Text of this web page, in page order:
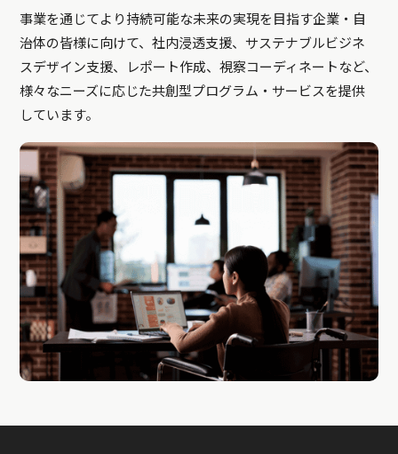
事業を通じてより持続可能な未来の実現を目指す企業・自
治体の皆様に向けて、社内浸透支援、サステナブルビジネ
スデザイン支援、レポート作成、視察コーディネートなど、
様々なニーズに応じた共創型プログラム・サービスを提供
しています。